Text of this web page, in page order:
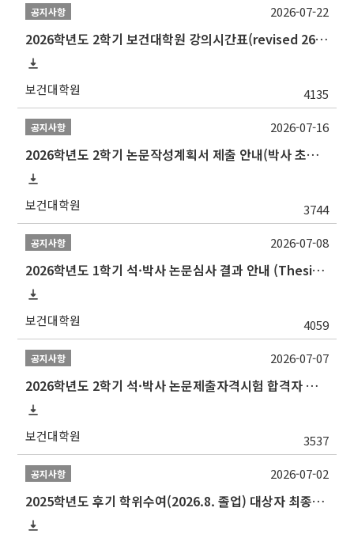
공지사항
2026학년도 2학기 보건대학원 강의시간표(revised 260803)(2026 2nd SEMESTER SNU GSPH TIMETABLE)
보건대학원 4135
2026-07-22
공지사항
2026학년도 2학기 논문작성계획서 제출 안내(박사 초심 일정 포함)_Thesis Proposal
보건대학원 3744
2026-07-16
공지사항
2026학년도 1학기 석·박사 논문심사 결과 안내 (Thesis Defense Result)
보건대학원 4059
2026-07-08
공지사항
2026학년도 2학기 석·박사 논문제출자격시험 합격자 공고(TSQ Exam Result)
보건대학원 3537
2026-07-07
공지사항
2025학년도 후기 학위수여(2026.8. 졸업) 대상자 최종인준 논문 제출 안내
2026-07-02